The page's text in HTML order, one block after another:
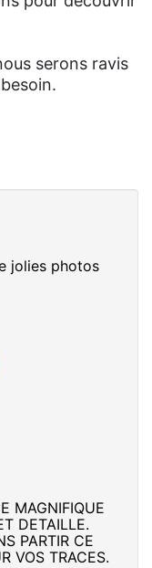
serons ravis
jolies photos
MAGNIFIQUE
DETAILLE.
PARTIR CE
VOS TRACES.